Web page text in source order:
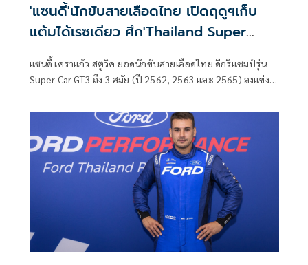
'แซนดี้'นักขับสายเลือดไทย เปิดฤดูฯเก็บ
แต้มได้เรซเดียว ศึก'Thailand Super
Series by B-Quik 2569'
แซนดี้ เคราแก้ว สตูวิค ยอดนักขับสายเลือดไทย ดีกรีแชมป์รุ่น
Super Car GT3 ถึง 3 สมัย (ปี 2562, 2563 และ 2565) ลงแข่ง
ในรุ่น Super Car GT3 รายการ TSS The Super Series by B-
Quik 2569 สังกัดทีม บี-ควิก แอบโซลูต เรซซิ่ง (B-Quik
Absolute Racing)